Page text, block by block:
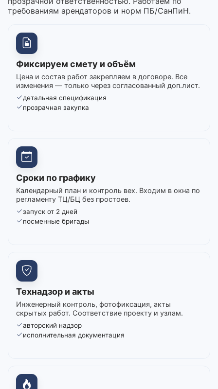
требованиям арендаторов и норм ПБ/СанПиН.
Фиксируем смету и объём
Цена и состав работ закрепляем в договоре. Все
изменения — только через согласованный доп.лист.
детальная спецификация
прозрачная закупка
Сроки по графику
Календарный план и контроль вех. Входим в окна по
регламенту ТЦ/БЦ без простоев.
запуск от 2 дней
посменные бригады
Технадзор и акты
Инженерный контроль, фотофиксация, акты
скрытых работ. Соответствие проекту и узлам.
авторский надзор
исполнительная документация